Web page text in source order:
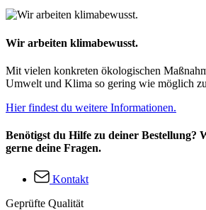
Wir arbeiten klimabewusst.
Mit vielen konkreten ökologischen
Umwelt und Klima so gering wie möglich
Hier findest du weitere Informationen.
Benötigst du Hilfe zu deiner Bestellung?
gerne deine Fragen.
Kontakt
Geprüfte Qualität